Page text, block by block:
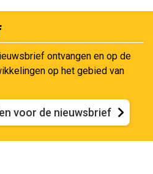
ontvangen en op de
op het gebied van
voor de nieuwsbrief